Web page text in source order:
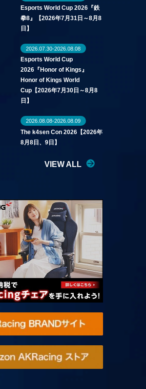
Esports World Cup 2026『鉄
拳8』【2026年7月31日～8月8
日】
2026.07.30-2026.08.08
Esports World Cup
2026『Honor of Kings』
Honor of Kings World
Cup【2026年7月30日～8月8
日】
2026.08.08-2026.08.09
The k4sen Con 2026【2026年
8月8日、9日】
VIEW ALL